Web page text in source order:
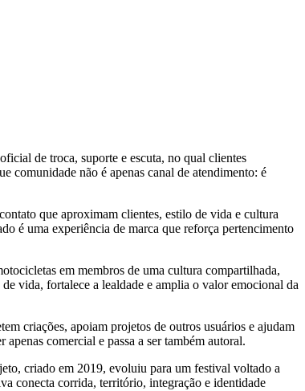
de troca, suporte e escuta, no qual clientes
comunidade não é apenas canal de atendimento: é
que aproximam clientes, estilo de vida e cultura
é uma experiência de marca que reforça pertencimento
em membros de uma cultura compartilhada,
vida, fortalece a lealdade e amplia o valor emocional da
criações, apoiam projetos de outros usuários e ajudam
comercial e passa a ser também autoral.
criado em 2019, evoluiu para um festival voltado a
conecta corrida, território, integração e identidade